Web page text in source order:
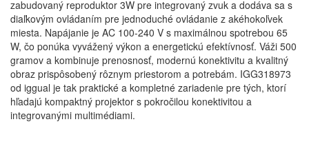
zabudovaný reproduktor 3W pre integrovaný zvuk a dodáva sa s
diaľkovým ovládaním pre jednoduché ovládanie z akéhokoľvek
miesta. Napájanie je AC 100-240 V s maximálnou spotrebou 65
W, čo ponúka vyvážený výkon a energetickú efektívnosť. Váži 500
gramov a kombinuje prenosnosť, modernú konektivitu a kvalitný
obraz prispôsobený rôznym priestorom a potrebám. IGG318973
od iggual je tak praktické a kompletné zariadenie pre tých, ktorí
hľadajú kompaktný projektor s pokročilou konektivitou a
integrovanými multimédiami.